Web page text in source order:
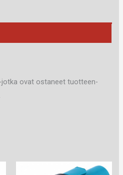
jotka ovat ostaneet tuotteen-